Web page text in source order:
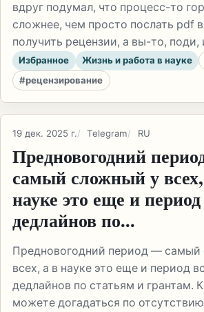
вдруг подумал, что процесс-то
сложнее, чем просто послать pdf
получить рецензии, а вы-то, поди,
Избранное Жизнь и работа в науке
#рецензирование
19 дек. 2025 г. Telegram RU
Предновогодний
самый сложный у
науке это еще и
дедлайнов по...
Предновогодний период —
всех, а в науке это еще и период
дедлайнов по статьям и грантам.
можете догадаться по